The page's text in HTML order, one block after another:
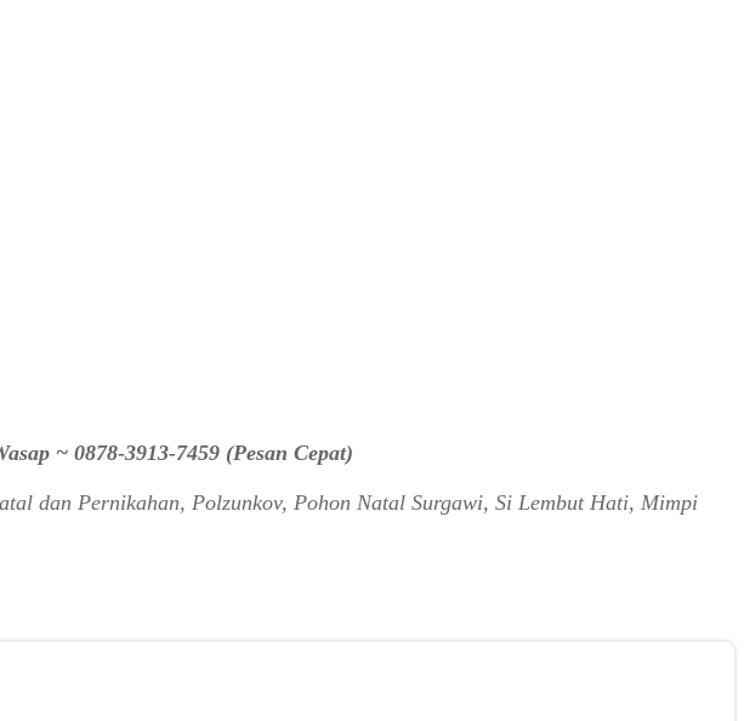
~ 0878-3913-7459 (Pesan Cepat)
dan Pernikahan, Polzunkov, Pohon Natal Surgawi, Si Lembut Hati, Mimpi